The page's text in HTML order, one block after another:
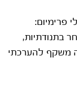
פרימיום:
בתנודתיות,
משקף להערכתי